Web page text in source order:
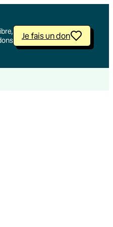
Je fais un don